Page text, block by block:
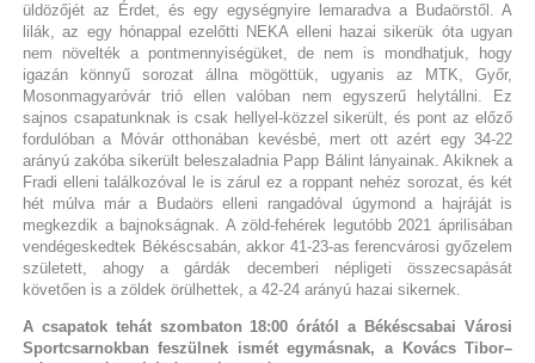
üldözőjét az Érdet, és egy egységnyire lemaradva a Budaörstől. A
lilák, az egy hónappal ezelőtti NEKA elleni hazai sikerük óta ugyan
nem növelték a pontmennyiségüket, de nem is mondhatjuk, hogy
igazán könnyű sorozat állna mögöttük, ugyanis az MTK, Győr,
Mosonmagyaróvár trió ellen valóban nem egyszerű helytállni. Ez
sajnos csapatunknak is csak hellyel-közzel sikerült, és pont az előző
fordulóban a Móvár otthonában kevésbé, mert ott azért egy 34-22
arányú zakóba sikerült beleszaladnia Papp Bálint lányainak. Akiknek a
Fradi elleni találkozóval le is zárul ez a roppant nehéz sorozat, és két
hét múlva már a Budaörs elleni rangadóval úgymond a hajráját is
megkezdik a bajnokságnak. A zöld-fehérek legutóbb 2021 áprilisában
vendégeskedtek Békéscsabán, akkor 41-23-as ferencvárosi győzelem
született, ahogy a gárdák decemberi népligeti összecsapását
követően is a zöldek örülhettek, a 42-24 arányú hazai sikernek.
A csapatok tehát szombaton 18:00 órától a Békéscsabai Városi
Sportcsarnokban feszülnek ismét egymásnak, a Kovács Tibor–